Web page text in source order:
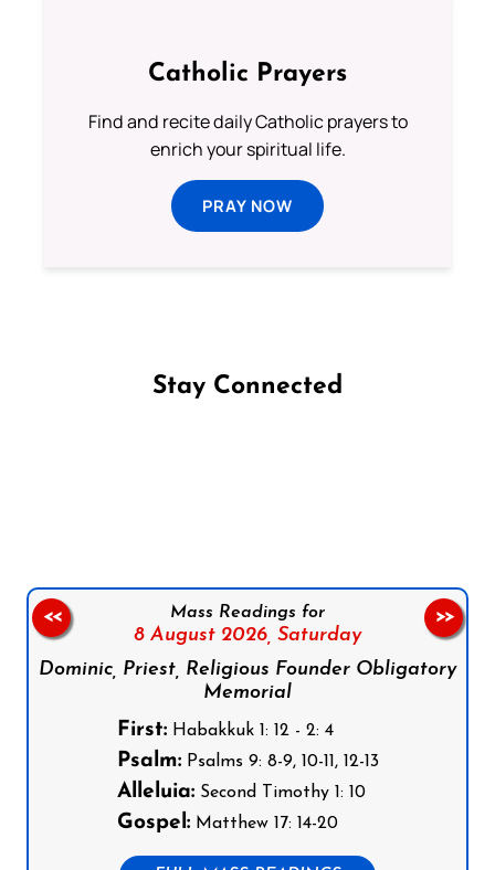
Catholic Prayers
Find and recite daily Catholic prayers to
enrich your spiritual life.
PRAY NOW
Stay Connected
Mass Readings for
8 August 2026, Saturday
Dominic, Priest, Religious Founder Obligatory
Memorial
First:Habakkuk 1: 12 - 2: 4
Psalm:Psalms 9: 8-9, 10-11, 12-13
Alleluia:Second Timothy 1: 10
Gospel:Matthew 17: 14-20
<< >>